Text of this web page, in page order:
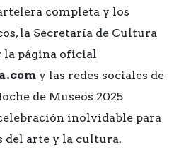
completa y los
la Secretaría de Cultura
página oficial
y las redes sociales de
de Museos 2025
inolvidable para
del arte y la cultura.